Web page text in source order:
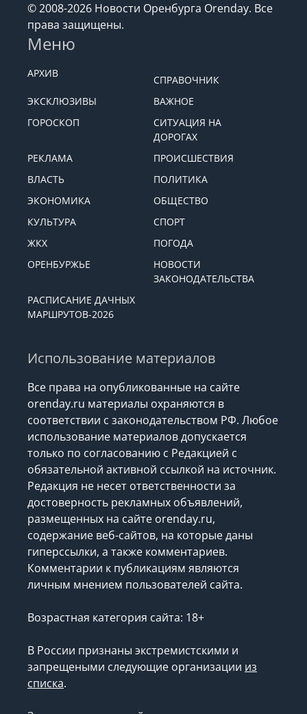
© 2008-2026 Новости Оренбурга Orenday. Все
права защищены.
Меню
АРХИВ
СПРАВОЧНИК
ЭКСКЛЮЗИВЫ
ВАЖНОЕ
ГОРОСКОП
СИТУАЦИЯ НА
ДОРОГАХ
РЕКЛАМА
ПРОИСШЕСТВИЯ
ВЛАСТЬ
ПОЛИТИКА
ЭКОНОМИКА
ОБЩЕСТВО
КУЛЬТУРА
СПОРТ
ЖКХ
ПОГОДА
ОРЕНБУРЖЬЕ
НОВОСТИ
ЗАКОНОДАТЕЛЬСТВА
РАСПИСАНИЕ ДАЧНЫХ
МАРШРУТОВ-2026
Использование материалов
Все права на опубликованные на сайте
orenday.ru материалы охраняются в
соответствии с законодательством РФ. Любое
использование материалов допускается
только по согласованию с Редакцией с
обязательной активной ссылкой на источник.
Редакция не несет ответственности за
достоверность рекламных объявлений,
размещенных на сайте orenday.ru,
содержание веб-сайтов, на которые даны
гиперссылки, а также комментариев.
Комментарии к публикациям являются
личным мнением пользователей сайта.
Возрастная категория сайта: 18+
В России признаны экстремистскими и
запрещеными следующие организации из
списка.